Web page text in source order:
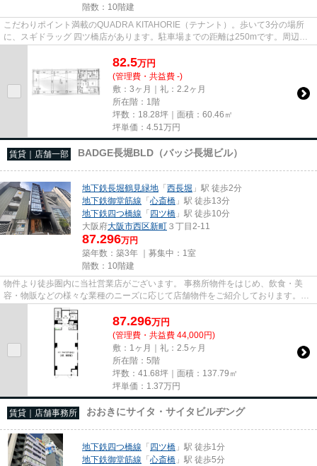
階数：10階建
こだわりポイント満載のQUADRA KITAHORIE（テナント）。歩いて3分の場所
に、スギドラッグ 四ツ橋店があります。駐車場までの距離は250mです。周辺に
は、徒歩1分で利用できる駅がありま...
82.5万円
(管理費・共益費 -)
敷：3ヶ月｜礼：2.2ヶ月
所在階：1階
坪数：18.28坪｜面積：60.46㎡
坪単価： 4.51 万円
賃貸｜店舗一部 BADGE長堀BLD（バッジ長堀ビル）
地下鉄長堀鶴見緑地 「西長堀 」駅 徒歩2分
地下鉄御堂筋線 「心斎橋 」駅 徒歩13分
地下鉄四つ橋線 「四ツ橋 」駅 徒歩10分
大阪府大阪市西区新町 ３丁目2-11
87.296万円
築年数：築3年 ｜募集中： 1室
階数：10階建
物件より徒歩圏内に当社営業店がございます。 事務所物件をはじめ、飲食・美
容・物販などの様々な業種のニーズに応じて店舗物件をご紹介しております。
尚、弊社ではおとり広告は一切...
87.296万円
(管理費・共益費 44,000円)
敷：1ヶ月｜礼：2.5ヶ月
所在階：5階
坪数：41.68坪｜面積：137.79㎡
坪単価： 1.37万円
賃貸｜店舗事務所 おおきにサイタ・サイタビルヂング
地下鉄四つ橋線 「四ツ橋 」駅 徒歩1分
地下鉄御堂筋線 「心斎橋 」駅 徒歩5分